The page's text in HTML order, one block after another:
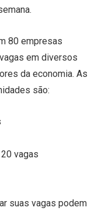
80 empresas
em diversos
da economia. As
são:
20 vagas
suas vagas podem